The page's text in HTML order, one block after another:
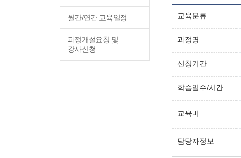
월간/연간 교육일정
과정개설요청 및
강사신청
교육분류
과정명
신청기간
학습일수/시간
교육비
담당자정보